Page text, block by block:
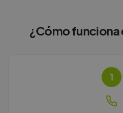
¿Cómo funciona
1